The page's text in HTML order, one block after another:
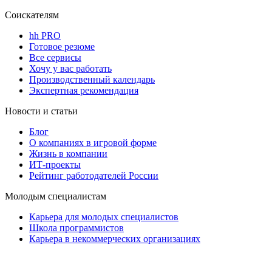
Соискателям
hh PRO
Готовое резюме
Все сервисы
Хочу у вас работать
Производственный календарь
Экспертная рекомендация
Новости и статьи
Блог
О компаниях в игровой форме
Жизнь в компании
ИТ-проекты
Рейтинг работодателей России
Молодым специалистам
Карьера для молодых специалистов
Школа программистов
Карьера в некоммерческих организациях